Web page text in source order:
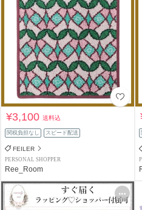
¥3,100送料込
関税負担なし スピード配送
FEILER
PERSONAL SHOPPER
Ree_Room